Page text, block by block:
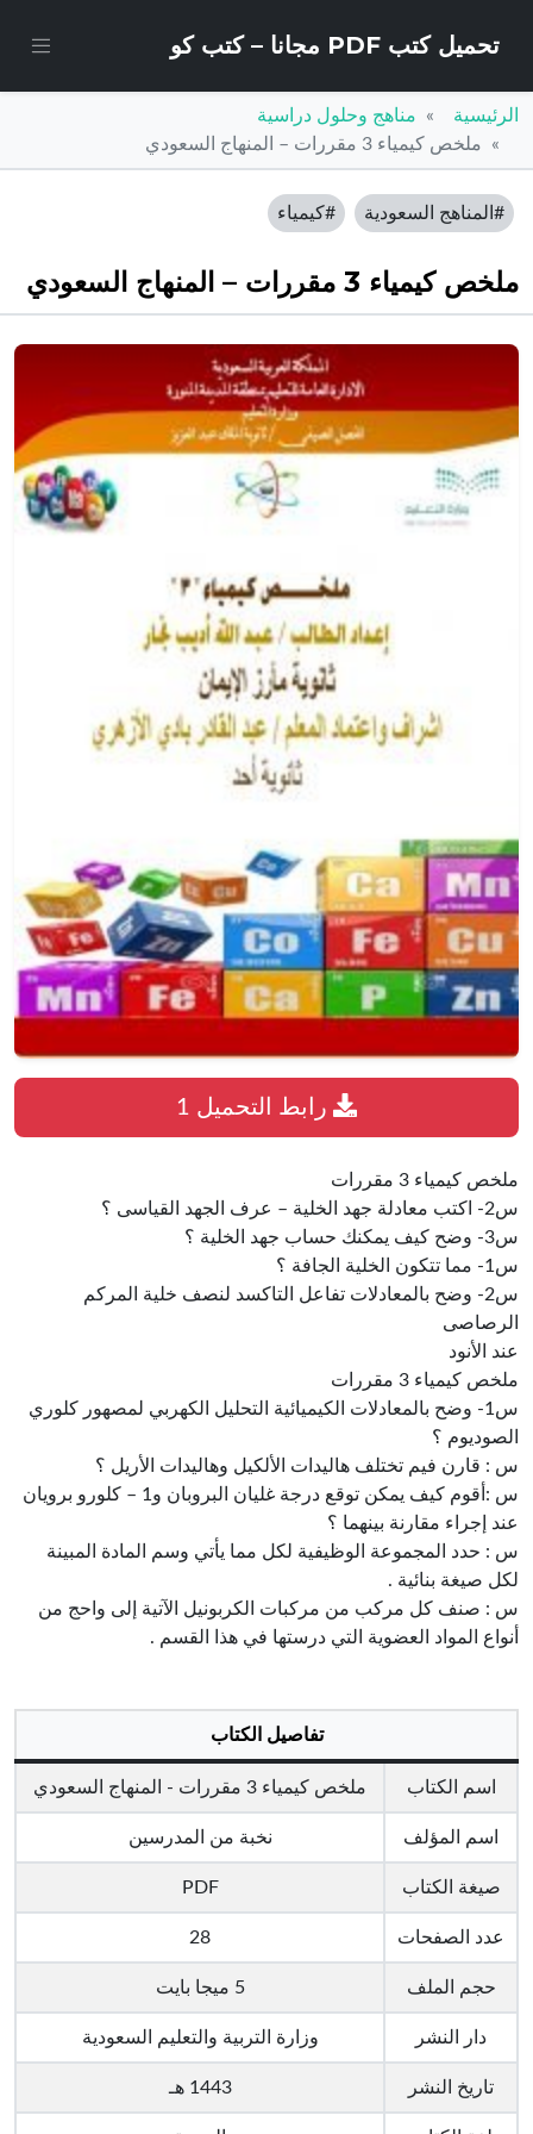
تحميل كتب PDF مجانا – كتب كو
الرئيسية
مناهج وحلول دراسية
ملخص كيمياء 3 مقررات – المنهاج السعودي
#المناهج السعودية #كيمياء
ملخص كيمياء 3 مقررات – المنهاج السعودي
ملخص كيمياء 3 مقررات
س2- اكتب معادلة جهد الخلية – عرف الجهد القياسى ؟
س3- وضح كيف يمكنك حساب جهد الخلية ؟
س1- مما تتكون الخلية الجافة ؟
س2- وضح بالمعادلات تفاعل التاكسد لنصف خلية المركم
الرصاصى
عند الأنود
ملخص كيمياء 3 مقررات
س1- وضح بالمعادلات الكيميائية التحليل الكهربي لمصهور كلوري
الصوديوم ؟
س : قارن فيم تختلف هاليدات الألكيل وهاليدات الأريل ؟
س :أقوم كيف يمكن توقع درجة غليان البروبان و1 – كلورو برويان
عند إجراء مقارنة بينهما ؟
س : حدد المجموعة الوظيفية لكل مما يأتي وسم المادة المبينة
لكل صيغة بنائية .
س : صنف كل مركب من مركبات الكربونيل الآتية إلى واحج من
أنواع المواد العضوية التي درستها في هذا القسم .
تفاصيل الكتاب
اسم الكتاب ملخص كيمياء 3 مقررات - المنهاج السعودي
اسم المؤلف نخبة من المدرسين
صيغة الكتاب PDF
عدد الصفحات 28
حجم الملف 5 ميجا بايت
دار النشر وزارة التربية والتعليم السعودية
تاريخ النشر 1443 هـ